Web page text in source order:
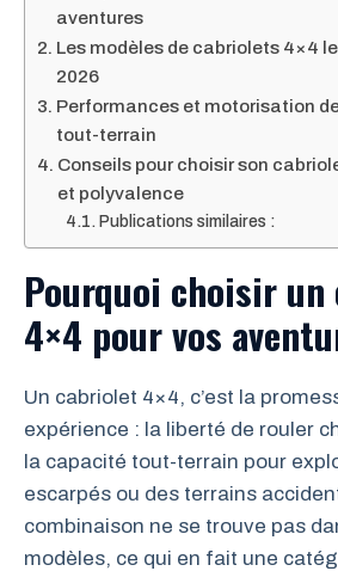
aventures
Les modèles de cabriolets 4×4
2026
Performances et motorisation
tout-terrain
Conseils pour choisir son
et polyvalence
Publications similaires :
Pourquoi choisir
4×4 pour vos
Un cabriolet 4×4, c’est la
expérience : la liberté de rouler
la capacité tout-terrain pour
escarpés ou des terrains
combinaison ne se trouve pas
modèles, ce qui en fait une